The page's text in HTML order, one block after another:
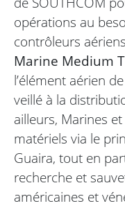
opérations au
contrôleurs
Marine Medium
l’élément aérien
veillé à la
ailleurs, Marines
matériels via le
Guaira, tout en
recherche et
américaines et